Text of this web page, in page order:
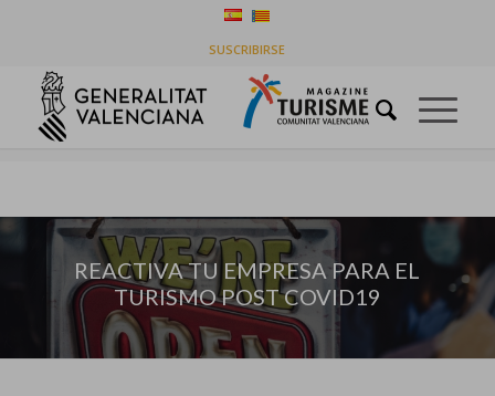
SUSCRIBIRSE
COVID19
Usted está aquí: Inicio / Empresas /
REACTIVA TU EMPRESA PARA EL TURISMO POST COVID19
REACTIVA TU EMPRESA PARA EL
TURISMO POST COVID19